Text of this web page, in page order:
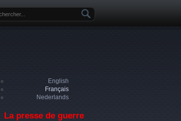
de recherche
English
Français
Nederlands
La presse de guerre